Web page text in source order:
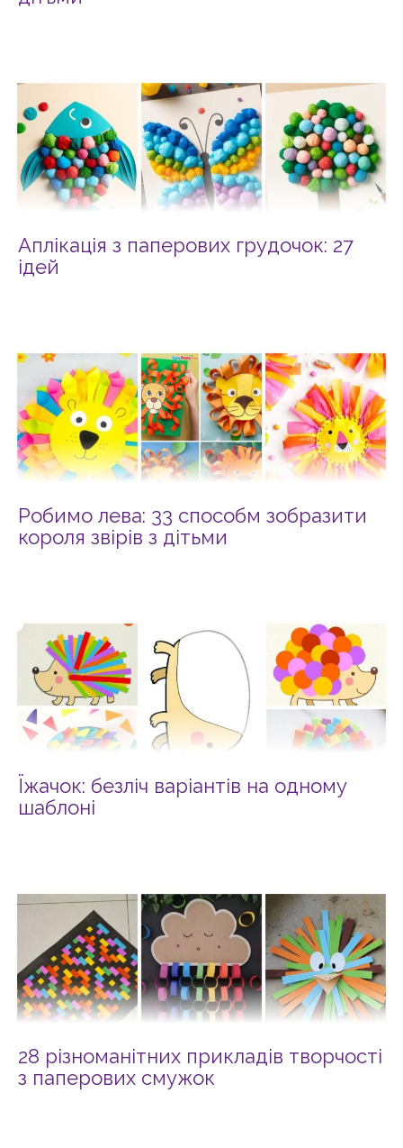
Аплікація з паперових грудочок: 27
ідей
Робимо лева: 33 способм зобразити
короля звірів з дітьми
Їжачок: безліч варіантів на одному
шаблоні
28 різноманітних прикладів творчості
з паперових смужок